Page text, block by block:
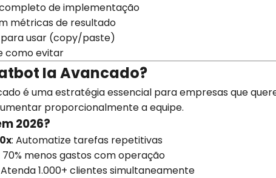
completo de implementação
métricas de resultado
para usar (copy/paste)
como evitar
Ia Avancado?
é uma estratégia essencial para empresas que
proporcionalmente a equipe.
2026?
: Automatize tarefas repetitivas
70% menos gastos com operação
1.000+ clientes simultaneamente